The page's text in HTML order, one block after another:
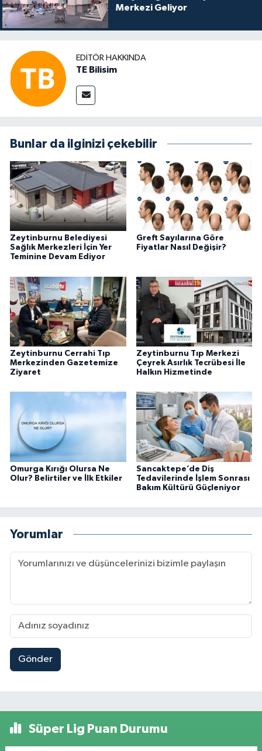
Merkezi Geliyor
EDITÖR HAKKINDA
TE Bilisim
Bunlar da ilginizi çekebilir
Zeytinburnu Belediyesi
Sağlık Merkezleri İçin Yer
Teminine Devam Ediyor
Greft Sayılarına Göre
Fiyatlar Nasıl Değişir?
Zeytinburnu Cerrahi Tıp
Merkezinden Gazetemize
Ziyaret
Zeytinburnu Tıp Merkezi
Çeyrek Asırlık Tecrübesi İle
Halkın Hizmetinde
Omurga Kırığı Olursa Ne
Olur? Belirtiler ve İlk Etkiler
Sancaktepe’de Diş
Tedavilerinde İşlem Sonrası
Bakım Kültürü Güçleniyor
Yorumlar
Gönder
Süper Lig Puan Durumu